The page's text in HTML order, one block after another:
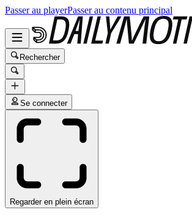
Passer au playerPasser au contenu principal
Rechercher
Se connecter
Regarder en plein écran